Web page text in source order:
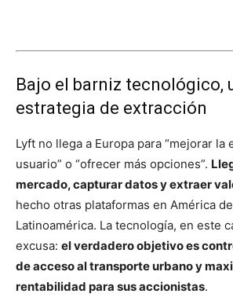
Bajo el barniz tecnológico,
estrategia de extracción
Lyft no llega a Europa para “mejorar la
usuario” o “ofrecer más opciones”.
mercado, capturar datos y extraer
hecho otras plataformas en América
Latinoamérica. La tecnología, en este
excusa: el verdadero objetivo es
de acceso al transporte urbano y
rentabilidad para sus accionistas.